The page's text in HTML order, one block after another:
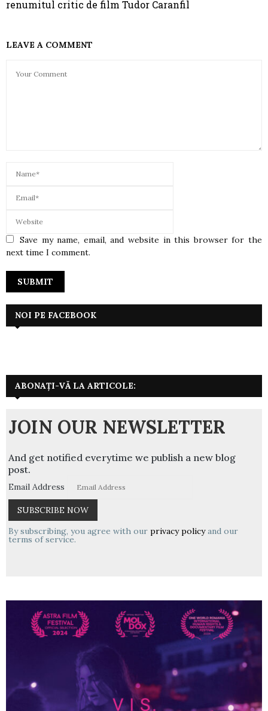
renumitul critic de film Tudor Caranfil
LEAVE A COMMENT
Save my name, email, and website in this browser for the
next time I comment.
NOI PE FACEBOOK
ABONAȚI-VĂ LA ARTICOLE:
JOIN OUR NEWSLETTER
And get notified everytime we publish a new blog
post.
Email Address
By subscribing, you agree with our privacy policyand our
terms of service.